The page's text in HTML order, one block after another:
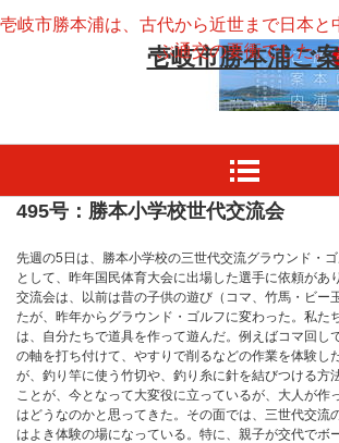
壱岐市勝本浦ご
壱岐市勝本浦は、古代から近世まで日本と
ぶ通交の要衝でした。
495号：勝本小学校世代交流会
先週の5日は、勝本小学校の三世代交流グラウンド・
として、昨年国民体育大会に出場した選手に依頼があ
交流会は、以前は昔の子供の遊び（コマ、竹馬・ビー
たが、昨年からグラウンド・ゴルフに変わった。私た
は、自分たちで道具を作って遊んだ。例えばコマ回し
の軸を打ち付けて、やすりで削るなどの作業を体験し
が、釣り竿に使う竹切や、釣り糸に針を結びつける方
ことが、今となって大変役に立っているが、大人が作
はどうなのかと思ってきた。その面では、三世代交流
はよき体験の場になっている。特に、親子が交代でボ